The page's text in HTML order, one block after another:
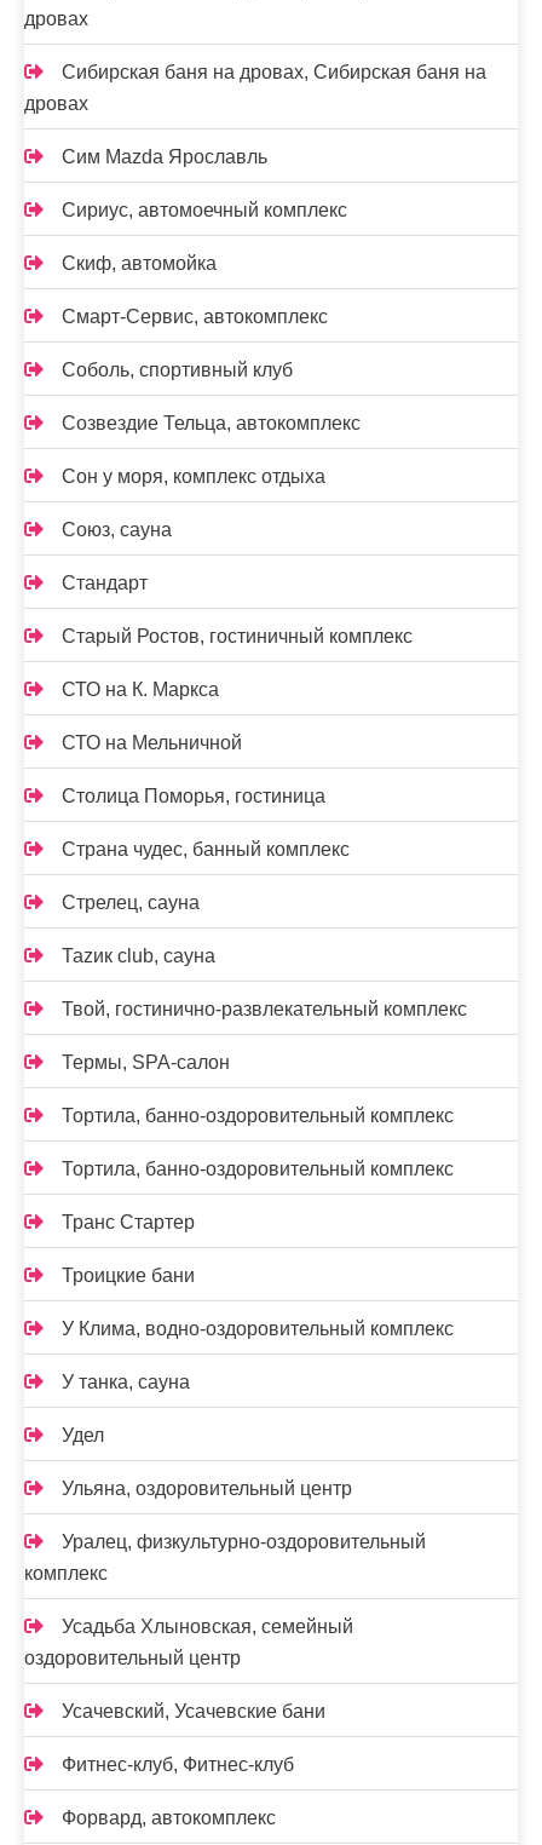
дровах
Сибирская баня на дровах, Сибирская баня на
дровах
Сим Mazda Ярославль
Сириус, автомоечный комплекс
Скиф, автомойка
Смарт-Сервис, автокомплекс
Соболь, спортивный клуб
Созвездие Тельца, автокомплекс
Сон у моря, комплекс отдыха
Союз, сауна
Стандарт
Старый Ростов, гостиничный комплекс
СТО на К. Маркса
СТО на Мельничной
Столица Поморья, гостиница
Страна чудес, банный комплекс
Стрелец, сауна
Таzик club, сауна
Твой, гостинично-развлекательный комплекс
Термы, SPA-салон
Тортила, банно-оздоровительный комплекс
Тортила, банно-оздоровительный комплекс
Транс Стартер
Троицкие бани
У Клима, водно-оздоровительный комплекс
У танка, сауна
Удел
Ульяна, оздоровительный центр
Уралец, физкультурно-оздоровительный
комплекс
Усадьба Хлыновская, семейный
оздоровительный центр
Усачевский, Усачевские бани
Фитнес-клуб, Фитнес-клуб
Форвард, автокомплекс